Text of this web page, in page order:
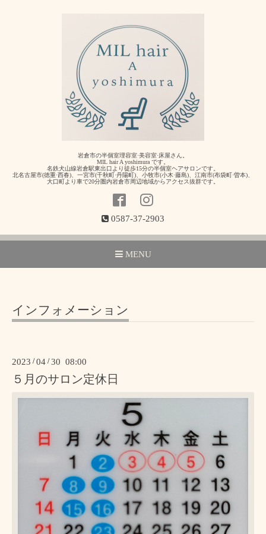
岩倉市の半個室理容室·美容室·床屋さん。
MIL hair A yoshimura です。
名鉄犬山線岩倉駅東出口より徒歩15分の半個室ヘアサロンです。
北名古屋市(徳重·西春)、一宮市(千秋町·丹陽町)、小牧市(小木·藤島)、江南市(布袋町·曽本)、
大口町より車で20分圏内岩倉市周辺地域からアクセス抜群です。
0587-37-2903
MENU
インフォメーション
2023 /04 /30 08:00
５月のサロン定休日